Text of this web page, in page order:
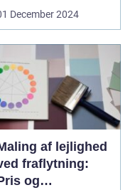
unde...
December 2024
af lejlighed
fraflytning:
og